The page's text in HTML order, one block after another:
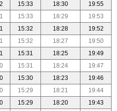
15:33 18:30
19:55
15:33 18:29
19:53
15:32 18:28
19:52
15:32 18:27
19:50
15:31 18:25
19:49
15:31 18:24
19:47
15:30 18:23
19:46
15:29 18:21
19:44
15:29 18:20
19:43